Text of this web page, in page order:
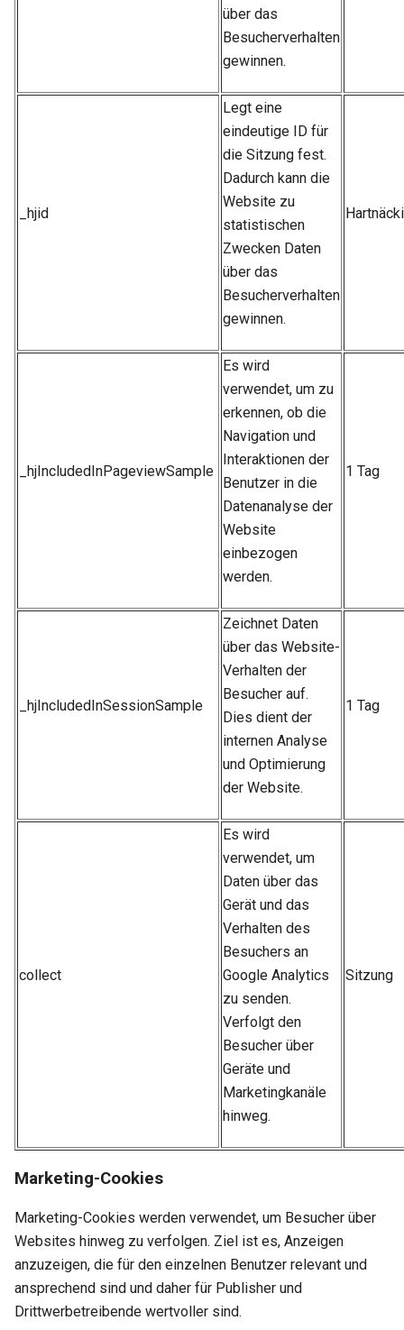
über das
Besucherverhalten
gewinnen.
_hjid
Legt eine
eindeutige ID für
die Sitzung fest.
Dadurch kann die
Website zu
statistischen
Zwecken Daten
über das
Besucherverhalten
gewinnen.
_hjIncludedInPageviewSample
Es wird
verwendet, um zu
erkennen, ob die
Navigation und
Interaktionen der
Benutzer in die
Datenanalyse der
Website
einbezogen
werden.
1 Tag
_hjIncludedInSessionSample
Zeichnet Daten
über das Website-
Verhalten der
Besucher auf.
Dies dient der
internen Analyse
und Optimierung
der Website.
1 Tag
collect
Es wird
verwendet, um
Daten über das
Gerät und das
Verhalten des
Besuchers an
Google Analytics
zu senden.
Verfolgt den
Besucher über
Geräte und
Marketingkanäle
hinweg.
Sitzung
Marketing-Cookies
Marketing-Cookies werden verwendet, um Besucher über
Websites hinweg zu verfolgen. Ziel ist es, Anzeigen
anzuzeigen, die für den einzelnen Benutzer relevant und
ansprechend sind und daher für Publisher und
Drittwerbetreibende wertvoller sind.